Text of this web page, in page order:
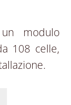
modulo
108 celle,